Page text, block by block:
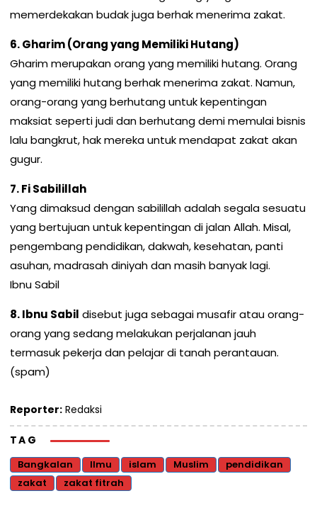
memerdekakan budak juga berhak menerima zakat.
6. Gharim (Orang yang Memiliki Hutang)
Gharim merupakan orang yang memiliki hutang. Orang
yang memiliki hutang berhak menerima zakat. Namun,
orang-orang yang berhutang untuk kepentingan
maksiat seperti judi dan berhutang demi memulai bisnis
lalu bangkrut, hak mereka untuk mendapat zakat akan
gugur.
7. Fi Sabilillah
Yang dimaksud dengan sabilillah adalah segala sesuatu
yang bertujuan untuk kepentingan di jalan Allah. Misal,
pengembang pendidikan, dakwah, kesehatan, panti
asuhan, madrasah diniyah dan masih banyak lagi.
Ibnu Sabil
8. Ibnu Sabil disebut juga sebagai musafir atau orang-
orang yang sedang melakukan perjalanan jauh
termasuk pekerja dan pelajar di tanah perantauan.
(spam)
Reporter: Redaksi
TAG
Bangkalan Ilmu islam Muslim
pendidikan
zakat
zakat fitrah